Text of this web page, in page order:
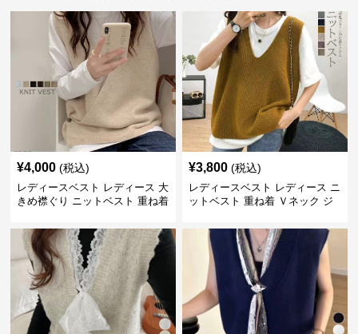
¥4,000 (税込)
レディースベスト レディース 大
きめ襟ぐり ニットベスト 重ね着
¥3,800 (税込)
レディースベスト レディース ニ
ットベスト 重ね着 Ｖネック ジ